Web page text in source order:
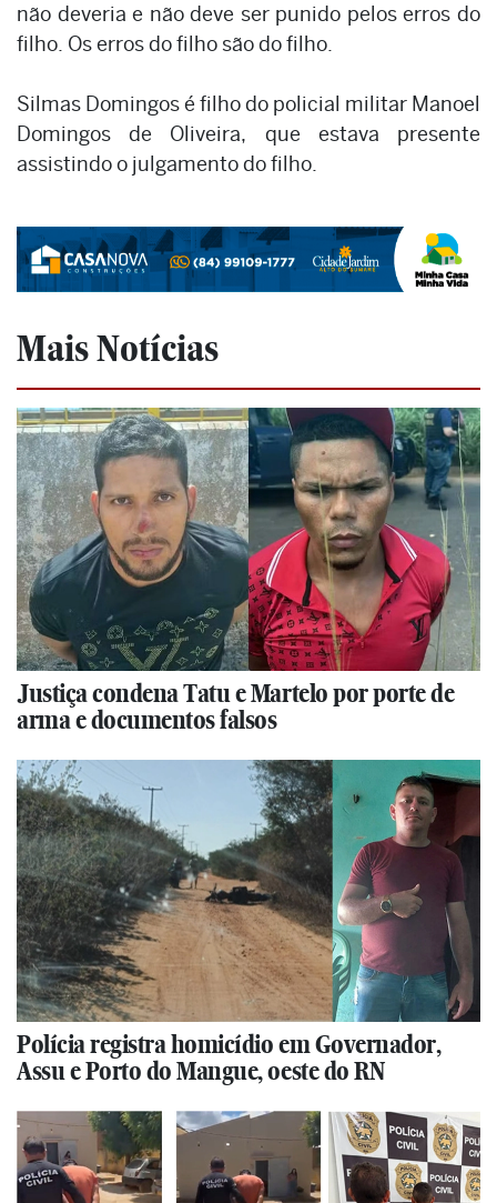
não deveria e não deve ser punido pelos erros do
filho. Os erros do filho são do filho.
Silmas Domingos é filho do policial militar Manoel
Domingos de Oliveira, que estava presente
assistindo o julgamento do filho.
Mais Notícias
Justiça condena Tatu e Martelo por porte de
arma e documentos falsos
Polícia registra homicídio em Governador,
Assu e Porto do Mangue, oeste do RN